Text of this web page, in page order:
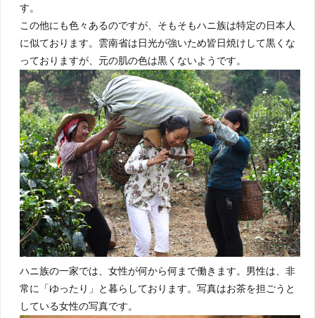
す。
この他にも色々あるのですが、そもそもハニ族は特定の日本人
に似ております。雲南省は日光が強いため皆日焼けして黒くな
っておりますが、元の肌の色は黒くないようです。
ハニ族の一家では、女性が何から何まで働きます。男性は、非
常に「ゆったり」と暮らしております。写真はお茶を担ごうと
している女性の写真です。